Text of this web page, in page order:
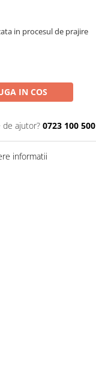
in procesul de prajire
IN COS
de ajutor? 0723 100 500
informatii